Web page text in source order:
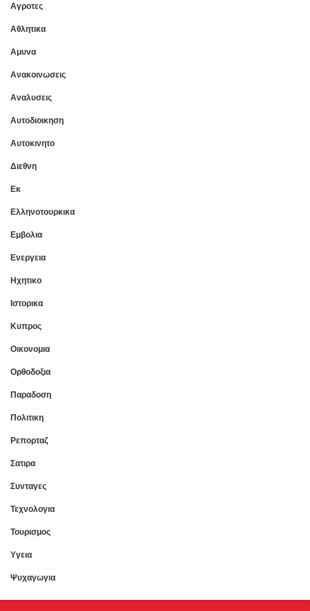
Αγροτες
Αθλητικα
Αμυνα
Ανακοινωσεις
Αναλυσεις
Αυτοδιοικηση
Αυτοκινητο
Διεθνη
Εκ
Ελληνοτουρκικα
Εμβολια
Ενεργεια
Ηχητικο
Ιστορικα
Κυπρος
Οικονομια
Ορθοδοξια
Παραδοση
Πολιτικη
Ρεπορταζ
Σατιρα
Συνταγες
Τεχνολογια
Τουρισμος
Υγεια
Ψυχαγωγια